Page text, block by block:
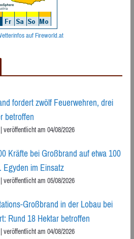
auf Fireworld.at
fordert zwölf Feuerwehren, drei
betroffen
veröffentlicht am 04/08/2026
Kräfte bei Großbrand auf etwa 100
Egyden im Einsatz
veröffentlicht am 05/08/2026
Großbrand in der Lobau bei
Rund 18 Hektar betroffen
veröffentlicht am 04/08/2026